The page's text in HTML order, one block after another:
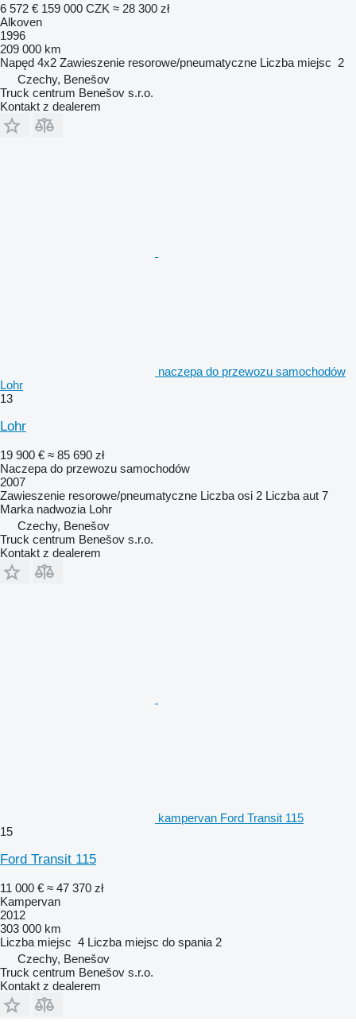
6 572 € 159 000 CZK ≈ 28 300 zł
Alkoven
1996
209 000 km
Napęd 4x2 Zawieszenie resorowe/pneumatyczne Liczba miejsc 2
Czechy, Benešov
Truck centrum Benešov s.r.o.
Kontakt z dealerem
naczepa do przewozu samochodów
Lohr
13
Lohr
19 900 € ≈ 85 690 zł
Naczepa do przewozu samochodów
2007
Zawieszenie resorowe/pneumatyczne Liczba osi 2 Liczba aut 7
Marka nadwozia Lohr
Czechy, Benešov
Truck centrum Benešov s.r.o.
Kontakt z dealerem
kampervan Ford Transit 115
15
Ford Transit 115
11 000 € ≈ 47 370 zł
Kampervan
2012
303 000 km
Liczba miejsc 4 Liczba miejsc do spania 2
Czechy, Benešov
Truck centrum Benešov s.r.o.
Kontakt z dealerem